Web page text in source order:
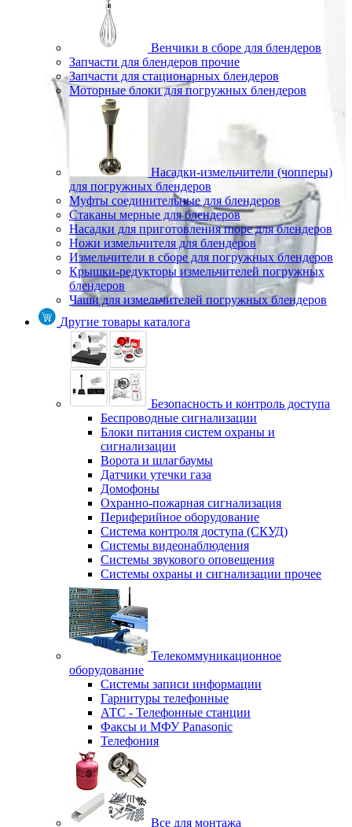
Венчики в сборе для блендеров
Запчасти для блендеров прочие
Запчасти для стационарных блендеров
Моторные блоки для погружных блендеров
Насадки-измельчители (чопперы)
для погружных блендеров
Муфты соединительные для блендеров
Стаканы мерные для блендеров
Насадки для приготовления пюре для блендеров
Ножи измельчителя для блендеров
Измельчители в сборе для погружных блендеров
Крышки-редукторы измельчителей погружных
блендеров
Чаши для измельчителей погружных блендеров
Другие товары каталога
Безопасность и контроль доступа
Беспроводные сигнализации
Блоки питания систем охраны и
сигнализации
Ворота и шлагбаумы
Датчики утечки газа
Домофоны
Охранно-пожарная сигнализация
Периферийное оборудование
Система контроля доступа (СКУД)
Системы видеонаблюдения
Системы звукового оповещения
Системы охраны и сигнализации прочее
Телекоммуникационное
оборудование
Системы записи информации
Гарнитуры телефонные
АТС - Телефонные станции
Факсы и МФУ Panasonic
Телефония
Все для монтажа